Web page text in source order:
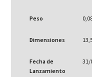
Peso
Dimensiones
Fecha de
Lanzamiento
31/